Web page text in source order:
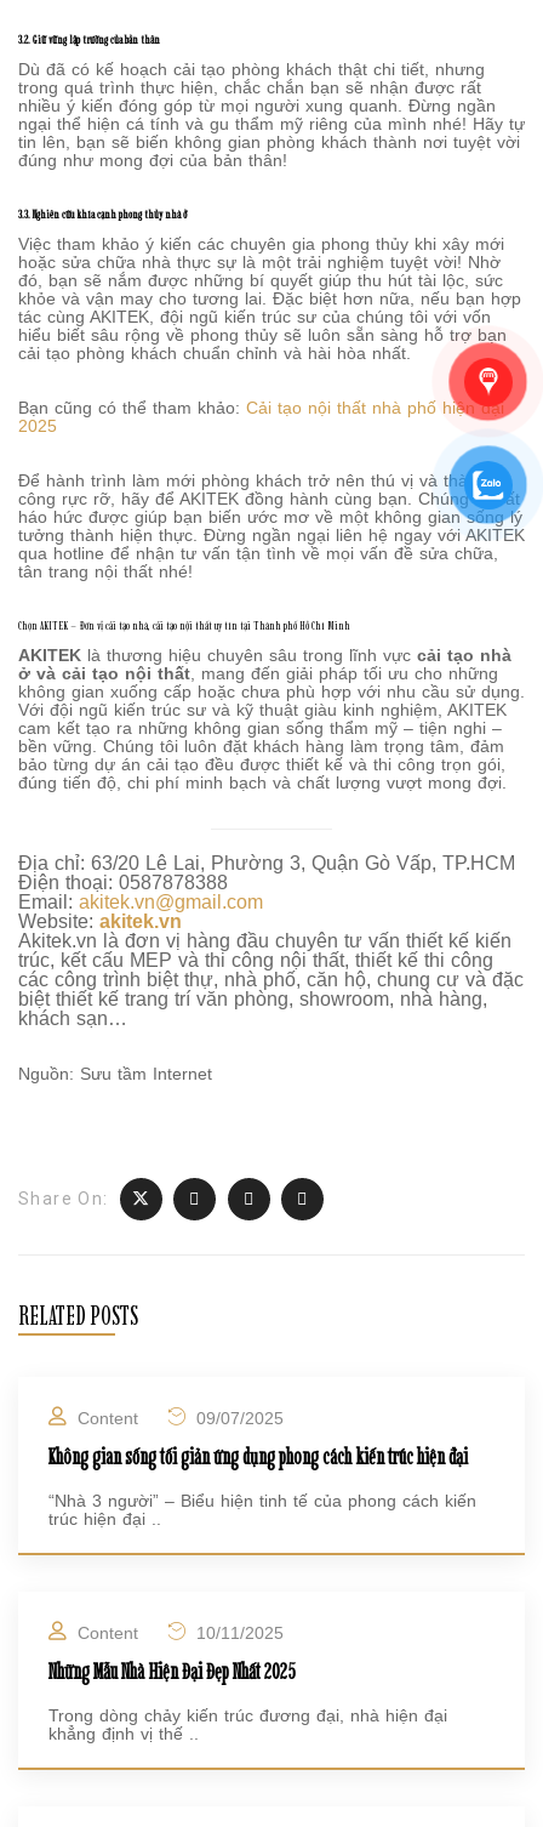
3.2. Giữ vững lập trường của bản thân
Dù đã có kế hoạch cải tạo phòng khách thật chi tiết, nhưng
trong quá trình thực hiện, chắc chắn bạn sẽ nhận được rất
nhiều ý kiến đóng góp từ mọi người xung quanh. Đừng ngần
ngại thể hiện cá tính và gu thẩm mỹ riêng của mình nhé! Hãy tự
tin lên, bạn sẽ biến không gian phòng khách thành nơi tuyệt vời
đúng như mong đợi của bản thân!
3.3. Nghiên cứu khía cạnh phong thủy nhà ở
Việc tham khảo ý kiến các chuyên gia phong thủy khi xây mới
hoặc sửa chữa nhà thực sự là một trải nghiệm tuyệt vời! Nhờ
đó, bạn sẽ nắm được những bí quyết giúp thu hút tài lộc, sức
khỏe và vận may cho tương lai. Đặc biệt hơn nữa, nếu bạn hợp
tác cùng AKITEK, đội ngũ kiến trúc sư của chúng tôi với vốn
hiểu biết sâu rộng về phong thủy sẽ luôn sẵn sàng hỗ trợ bạn
cải tạo phòng khách chuẩn chỉnh và hài hòa nhất.
Bạn cũng có thể tham khảo: Cải tạo nội thất nhà phố hiện đại
2025
Để hành trình làm mới phòng khách trở nên thú vị và thành
công rực rỡ, hãy để AKITEK đồng hành cùng bạn. Chúng tôi rất
háo hức được giúp bạn biến ước mơ về một không gian sống lý
tưởng thành hiện thực. Đừng ngần ngại liên hệ ngay với AKITEK
qua hotline để nhận tư vấn tận tình về mọi vấn đề sửa chữa,
tân trang nội thất nhé!
Chọn AKITEK – Đơn vị cải tạo nhà, cải tạo nội thất uy tín tại Thành phố Hồ Chí Minh
AKITEK là thương hiệu chuyên sâu trong lĩnh vực cải tạo nhà
ở và cải tạo nội thất , mang đến giải pháp tối ưu cho những
không gian xuống cấp hoặc chưa phù hợp với nhu cầu sử dụng.
Với đội ngũ kiến trúc sư và kỹ thuật giàu kinh nghiệm, AKITEK
cam kết tạo ra những không gian sống thẩm mỹ – tiện nghi –
bền vững. Chúng tôi luôn đặt khách hàng làm trọng tâm, đảm
bảo từng dự án cải tạo đều được thiết kế và thi công trọn gói,
đúng tiến độ, chi phí minh bạch và chất lượng vượt mong đợi.
Địa chỉ: 63/20 Lê Lai, Phường 3, Quận Gò Vấp, TP.HCM
Điện thoại: 0587878388
Email: akitek.vn@gmail.com
Website: akitek.vn
Akitek.vn là đơn vị hàng đầu chuyên tư vấn thiết kế kiến
trúc, kết cấu MEP và thi công nội thất, thiết kế thi công
các công trình biệt thự, nhà phố, căn hộ, chung cư và đặc
biệt thiết kế trang trí văn phòng, showroom, nhà hàng,
khách sạn…
Nguồn: Sưu tầm Internet
Share On:
RELATED POSTS
Content 09/07/2025
Không gian sống tối giản ứng dụng phong cách kiến trúc hiện đại
“Nhà 3 người” – Biểu hiện tinh tế của phong cách kiến
trúc hiện đại ..
Content 10/11/2025
Những Mẫu Nhà Hiện Đại Đẹp Nhất 2025
Trong dòng chảy kiến trúc đương đại, nhà hiện đại
khẳng định vị thế ..